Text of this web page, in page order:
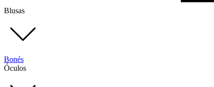
Blusas
Bonés
Óculos